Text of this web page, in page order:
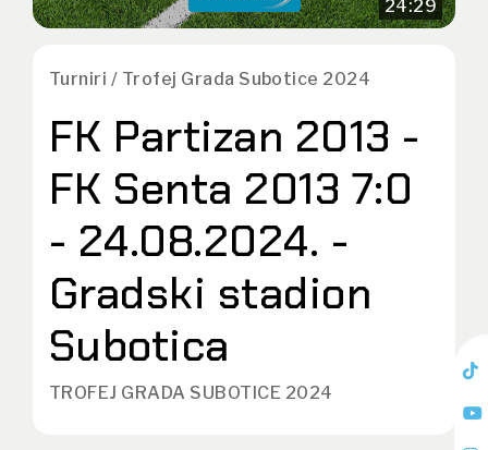
24:29
Turniri / Trofej Grada Subotice 2024
FK Partizan 2013 -
FK Senta 2013 7:0
- 24.08.2024. -
Gradski stadion
Subotica
TROFEJ GRADA SUBOTICE 2024